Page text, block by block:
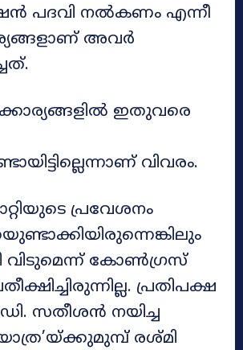
പദവി നൽകണം എന്നീ
അവർ
ഇതുവരെ
വിവരം.
പ്രവേശനം
വിടുമെന്ന് കോൺഗ്രസ്
പ്രതിപക്ഷ
സതീശൻ നയിച്ച
രശ്മി